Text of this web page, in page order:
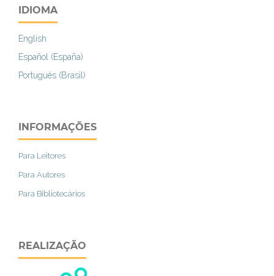
IDIOMA
English
Español (España)
Português (Brasil)
INFORMAÇÕES
Para Leitores
Para Autores
Para Bibliotecários
REALIZAÇÃO